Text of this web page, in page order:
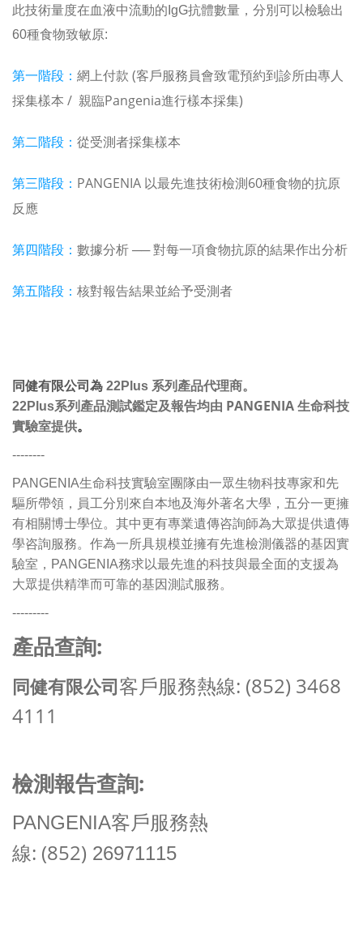
此技術量度在血液中流動的IgG抗體數量，分別可以檢驗出
60種食物致敏原:
第一階段： 網上付款 (客戶服務員會致電預約到診所由專人
採集樣本 / ​親臨Pangenia進行樣本採集)
第二階段： 從受測者採集樣本
第三階段： PANGENIA 以最先進技術檢測60種食物的抗原
反應
第四階段： 數據分析 ── 對每一項食物抗原的結果作出分析
第五階段： 核對報告結果並給予受測者
同健有限公司為 22Plus 系列產品代理商。
22Plus系列產品測試鑑定及報告均由 PANGENIA 生命科技
實驗室提供。
--------
PANGENIA生命科技實驗室團隊由一眾生物科技專家和先
驅所帶領，員工分別來自本地及海外著名大學，五分一更擁
有相關博士學位。其中更有專業遺傳咨詢師為大眾提供遺傳
學咨詢服務。作為一所具規模並擁有先進檢測儀器的基因實
驗室，PANGENIA務求以最先進的科技與最全面的支援為
大眾提供精準而可靠的基因測試服務。
---------
產品查詢:
同健有限公司 客戶服務熱線: (852) 3468
4111
檢測報告查詢:
PANGENIA客戶服務熱
線: (852) 26971115